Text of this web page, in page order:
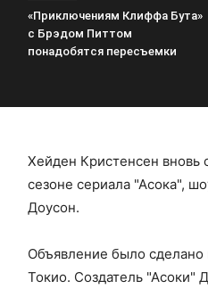
«Приключениям Клиффа Бута»
с Брэдом Питтом
понадобятся пересъемки
Хейден Кристенсен вновь
сезоне сериала "Асока",
Доусон.
Объявление было
Токио. Создатель "Асоки"